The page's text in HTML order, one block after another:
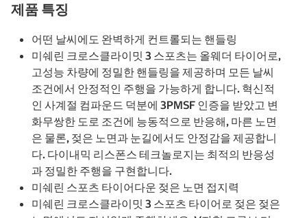
제품 특징
어떤 날씨에도 완벽하게 컨트롤되는 핸들링
미쉐린 크로스클라이밋 3 스포츠는 올웨더 타이어로,
고성능 차량에 정밀한 핸들링을 제공하며 모든 날씨
조건에서 안정적인 주행을 가능하게 합니다. 혁신적
인 사계절 컴파운드 덕분에 3PMSF 인증을 받았고 변
화무쌍한 도로 조건에 능동적으로 반응해, 마른 노면
은 물론, 젖은 노면과 눈길에서도 안정감을 제공합니
다. 다이내믹 리스폰스 테크놀로지는 최적의 반응성
과 정밀한 주행을 구현합니다.
미쉐린 스포츠 타이어다운 젖은 노면 접지력
미쉐린 크로스클라이밋 3 스포츠 타이어로 젖은 젖은